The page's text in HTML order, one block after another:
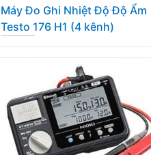
Máy Đo Ghi Nhiệt Độ Độ Ẩm
Testo 176 H1 (4 kênh)